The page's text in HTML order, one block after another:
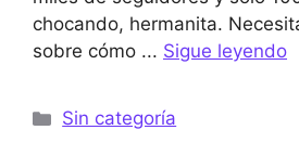
chocando, hermanita.
sobre cómo ... Sigue leyendo
Categorías
Sin categoría